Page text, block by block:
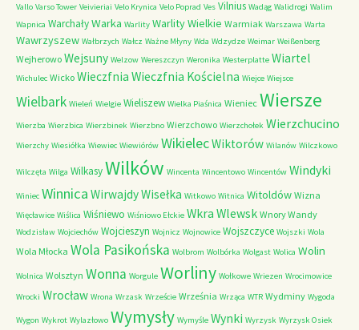
Vallo Varso Tower Veivieriai Velo Krynica Velo Poprad Ves Vilnius Wadąg Walidrogi Walim
Wapnica WarchałyWarka Warlity Warlity Wielkie Warmiak Warszawa Warta
Wawrzyszew Wałbrzych Wałcz Ważne Młyny Wda Wdzydze Weimar Weißenberg
Wejherowo Wejsuny Welzow Wereszczyn Weronika Westerplatte Wiartel
Wichulec Wicko Wieczfnia Wieczfnia Kościelna Wiejce Wiejsce
Wielbark Wieleń Wielgie Wieliszew Wielka Piaśnica Wieniec Wiersze
Wierzba Wierzbica Wierzbinek Wierzbno Wierzchowo Wierzchołek Wierzchucino
Wierzchy Wiesiółka Wiewiec Wiewiórów WikielecWiktorów Wilanów Wilczkowo
Wilczęta Wilga WilkasyWilków Wincenta Wincentowo Wincentów Windyki
Winiec Winnica WirwajdyWisełka Witkowo Witnica Witoldów Wizna
Więcławice Wiślica Wiśniewo Wiśniowo Ełckie Wkra Wlewsk Wnory Wandy
Wodzisław Wojciechów Wojcieszyn Wojnicz Wojnowice Wojszczyce Wojszki Wola
Wola Młocka Wola Pasikońska Wolbrom Wolbórka Wolgast Wolica Wolin
Wolnica Wolsztyn Wonna Worgule Worliny Wołkowe Wriezen Wrocimowice
Wrocki Wrocław Wrona Wrzask Wrzeście Września Wrząca WTR Wydminy Wygoda
Wygon Wykrot Wylazłowo Wymysły Wymyśle Wynki Wyrzysk Wyrzysk Osiek